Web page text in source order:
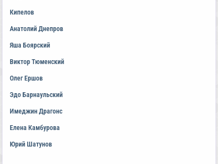
Кипелов
Анатолий Днепров
Яша Боярский
Виктор Тюменский
Олег Ершов
Эдо Барнаульский
Имеджин Драгонс
Елена Камбурова
Юрий Шатунов